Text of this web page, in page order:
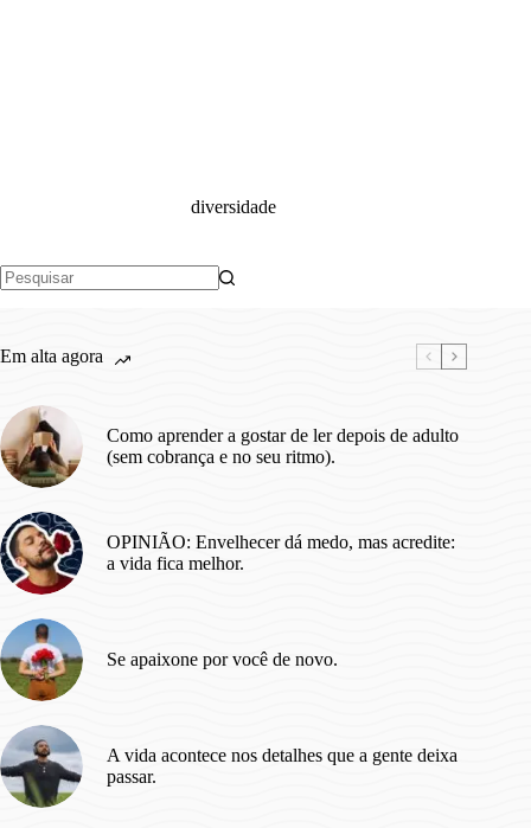
diversidade
Em alta agora
Como aprender a gostar de ler depois de adulto
(sem cobrança e no seu ritmo).
OPINIÃO: Envelhecer dá medo, mas acredite:
a vida fica melhor.
Se apaixone por você de novo.
A vida acontece nos detalhes que a gente deixa
passar.